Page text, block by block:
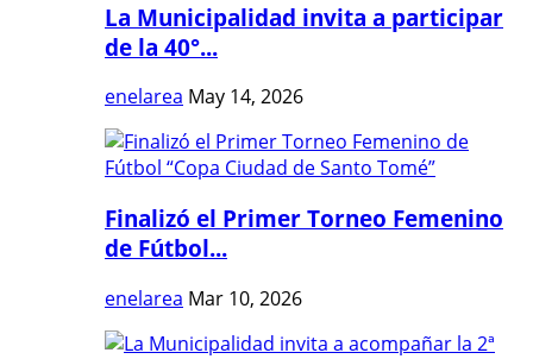
La Municipalidad invita a participar
de la 40°...
enelarea May 14, 2026
Finalizó el Primer Torneo Femenino
de Fútbol...
enelarea Mar 10, 2026